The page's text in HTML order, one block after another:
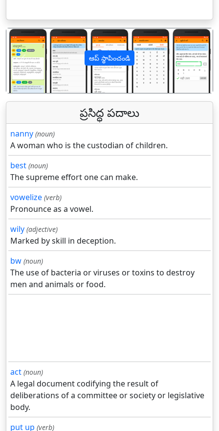
ఆప్ స్థాపించండి
पिछला
ప్రసిద్ధ పదాలు
nanny (noun)
A woman who is the custodian of children.
best (noun)
The supreme effort one can make.
vowelize (verb)
Pronounce as a vowel.
wily (adjective)
Marked by skill in deception.
bw (noun)
The use of bacteria or viruses or toxins to destroy
men and animals or food.
act (noun)
A legal document codifying the result of
deliberations of a committee or society or legislative
body.
put up (verb)